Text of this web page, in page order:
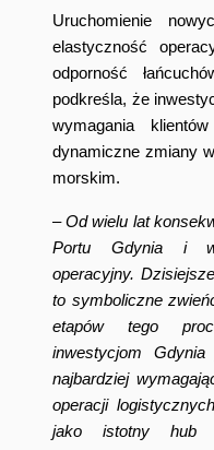
Uruchomienie
elastyczność
odporność
podkreśla, że
wymagania
dynamiczne zmiany
morskim.
–Od wielu lat
Portu Gdynia i
operacyjny.
to symboliczne
etapów tego
inwestycjom
najbardziej
operacji
jako istotny hub